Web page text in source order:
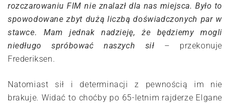
rozczarowaniu FIM nie znalazł dla nas miejsca. Było to
spowodowane zbyt dużą liczbą doświadczonych par w
stawce. Mam jednak nadzieję, że będziemy mogli
niedługo spróbować naszych sił– przekonuje
Frederiksen.
Natomiast sił i determinacji z pewnością im nie
brakuje. Widać to choćby po 65-letnim rajderze Elgane